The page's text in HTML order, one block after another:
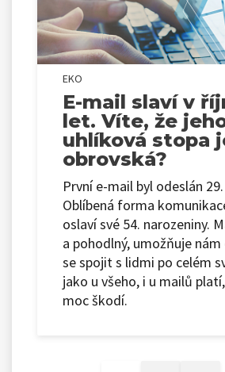
EKO
E-mail slaví v
let. Víte, že
uhlíková stopa
obrovská?
První e-mail byl odeslán
Oblíbená forma
oslaví své 54. narozeniny.
a pohodlný, umožňuje
se spojit s lidmi po celém
jako u všeho, i u mailů
moc škodí.